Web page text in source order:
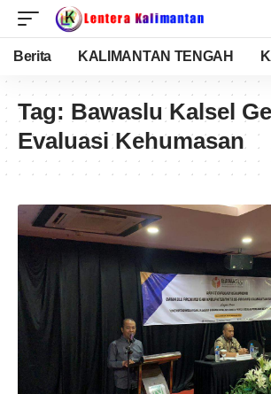
Berita KALIMANTAN TENGAH
Tag: Bawaslu Kalsel
Evaluasi Kehumasan